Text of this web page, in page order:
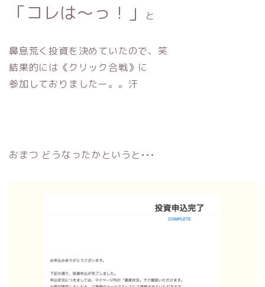
「コレは〜っ！」 と
鼻息荒く投資を決めていたので、笑
結果的には《クリック合戦》に
参加しておりましたー。。汗
おまつ どうなったかというと•••